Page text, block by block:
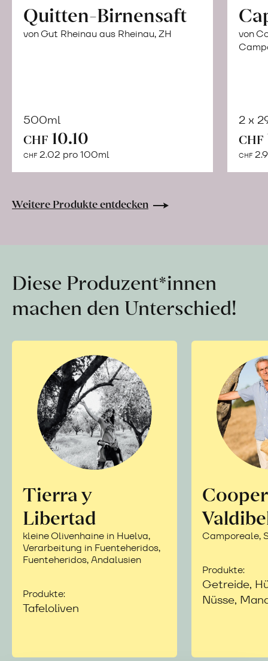
Quitten-Birnensaft
von Gut Rheinau aus Rheinau, ZH
500ml
CHF 10.10
CHF 2.02 pro 100ml
Warenkorb
von
2 x
CHF
CHF
Weitere Produkte entdecken
Diese Produzent*innen
machen den Unterschied!
Tierra y
Libertad
kleine Olivenhaine in Huelva,
Verarbeitung in Fuenteheridos,
Fuenteheridos, Andalusien
Produkte:
Tafeloliven
Camporeale,
Produkte:
Getreide,
Nüsse,